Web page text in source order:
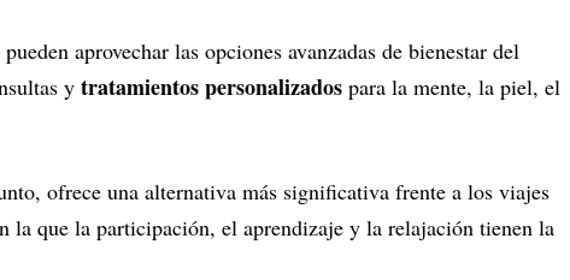
aprovechar las opciones avanzadas de bienestar del
y tratamientos personalizados para la mente, la piel, el
ofrece una alternativa más significativa frente a los viajes
la que la participación, el aprendizaje y la relajación tienen la